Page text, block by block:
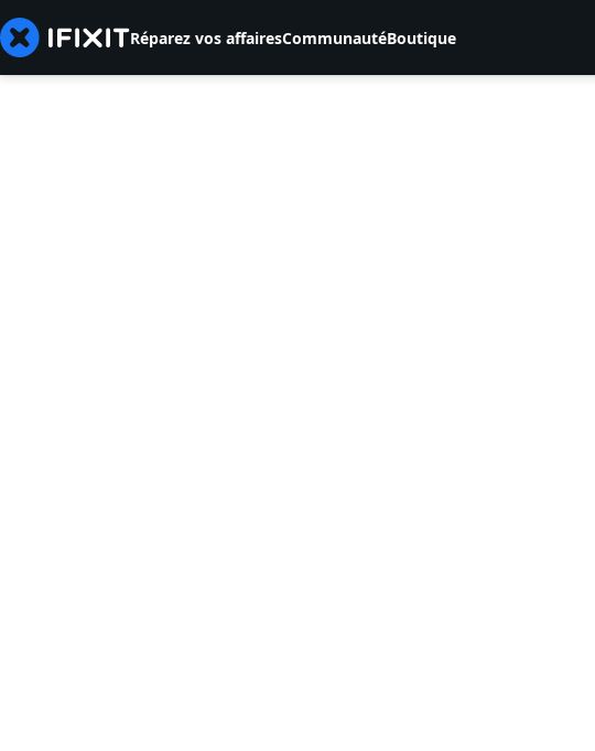
Réparez vos affairesCommunautéBoutique